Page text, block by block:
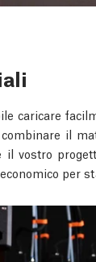
caricare
il
vostro
per